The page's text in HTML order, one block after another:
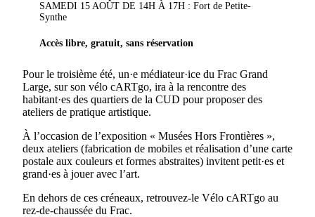
SAMEDI 15 AOÛT DE 14H À 17H : Fort de Petite-
Synthe
Accès libre, gratuit, sans réservation
Pour le troisième été, un·e médiateur·ice du Frac Grand
Large, sur son vélo cARTgo, ira à la rencontre des
habitant·es des quartiers de la CUD pour proposer des
ateliers de pratique artistique.
À l’occasion de l’exposition « Musées Hors Frontières »,
deux ateliers (fabrication de mobiles et réalisation d’une carte
postale aux couleurs et formes abstraites) invitent petit·es et
grand·es à jouer avec l’art.
En dehors de ces créneaux, retrouvez-le Vélo cARTgo au
rez-de-chaussée du Frac.